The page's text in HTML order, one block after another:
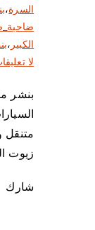
السرة،
الكبير ،
لا
متنقل
زيوت
شارك